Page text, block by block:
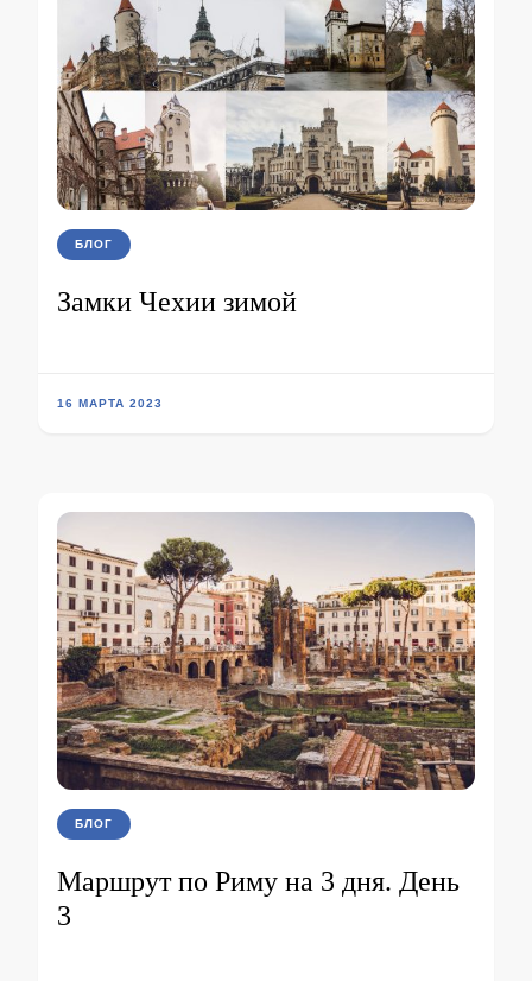
БЛОГ
Замки Чехии зимой
16 МАРТА 2023
БЛОГ
Маршрут по Риму на 3 дня. День
3